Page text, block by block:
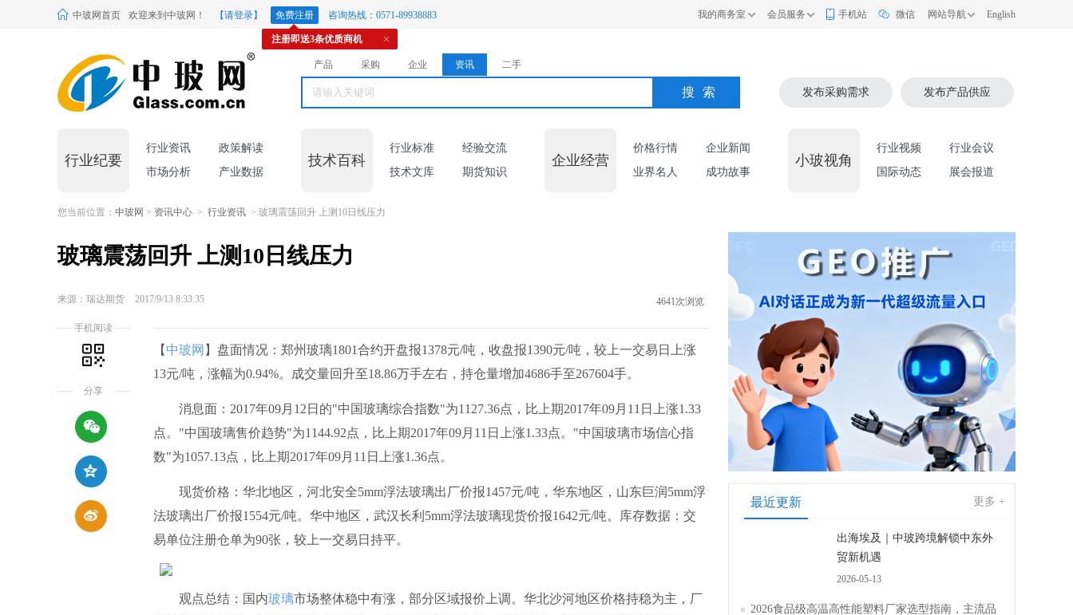
中玻网首页 欢迎来到中玻网！ 【请登录】 免费注册 咨询热线：0571-89938883
注册即送3条优质商机
我的商务室 会员服务 手机站 微信 网站导航 English
产品 采购 企业 资讯 二手
搜索 发布采购需求 发布产品供应
行业纪要
行业资讯
政策解读
市场分析
产业数据
技术百科
行业标准
经验交流
技术文库
期货知识
企业经营
价格行情
企业新闻
业界名人
成功故事
小玻视角
行业视频
行业会议
国际动态
展会报道
您当前位置： 中玻网 > 资讯中心 > 行业资讯 > 玻璃震荡回升 上测10日线压力
最近更新 更多 +
出海埃及｜中玻跨境解锁中东外
贸新机遇
2026-05-13
2026食品级高温高性能塑料厂家选型指南，主流品
手机阅读
分享
玻璃震荡回升 上测10日线压力
来源：瑞达期货 2017/9/13 8:33:35 4641次浏览
【 中玻网 】盘面情况：郑州玻璃1801合约开盘报1378元/吨，收盘报1390元/吨，较上一交易日上涨
13元/吨，涨幅为0.94%。成交量回升至18.86万手左右，持仓量增加4686手至267604手。
消息面：2017年09月12日的"中国玻璃综合指数"为1127.36点，比上期2017年09月11日上涨1.33
点。"中国玻璃售价趋势"为1144.92点，比上期2017年09月11日上涨1.33点。"中国玻璃市场信心指
数"为1057.13点，比上期2017年09月11日上涨1.36点。
现货价格：华北地区，河北安全5mm浮法玻璃出厂价报1457元/吨，华东地区，山东巨润5mm浮
法玻璃出厂价报1554元/吨。华中地区，武汉长利5mm浮法玻璃现货价报1642元/吨。库存数据：交
易单位注册仓单为90张，较上一交易日持平。
观点总结：国内玻璃市场整体稳中有涨，部分区域报价上调。华北沙河地区价格持稳为主，厂